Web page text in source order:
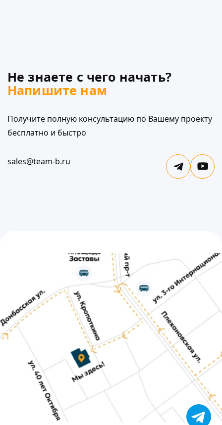
Не знаете с чего начать?
Напишите нам
Получите полную консультацию по Вашему проекту
бесплатно и быстро
sales@team-b.ru